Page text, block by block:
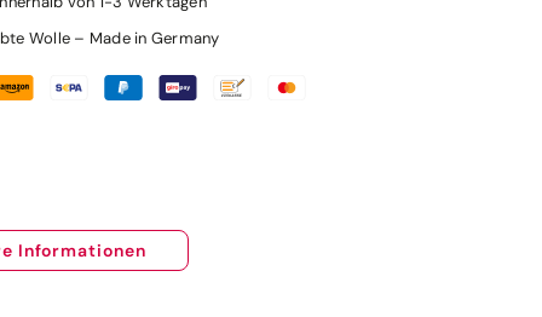
Wolle – Made in Germany
Informationen